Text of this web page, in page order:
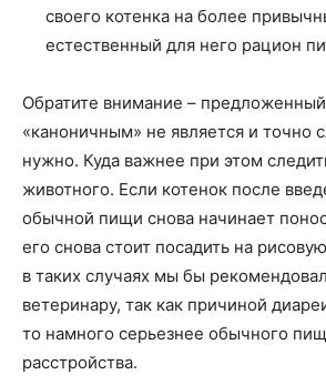
своего котенка на более
естественный для него рацион
Обратите внимание –
«каноничным» не является и точно
нужно. Куда важнее при этом
животного. Если котенок после
обычной пищи снова начинает
его снова стоит посадить на
в таких случаях мы бы
ветеринару, так как причиной
то намного серьезнее обычного
расстройства.